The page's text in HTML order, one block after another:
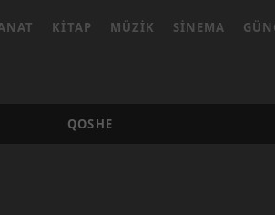
KITAP MÜZIK SINEMA
QOSHE